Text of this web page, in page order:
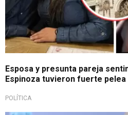
Esposa y presunta pareja
Espinoza tuvieron fuerte pelea
POLÍTICA